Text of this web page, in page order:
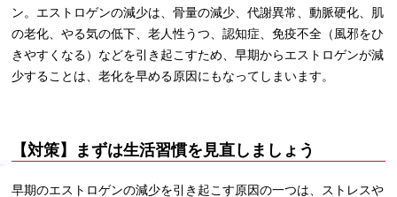
ン。エストロゲンの減少は、骨量の減少、代謝異常、動脈硬化、肌
の老化、やる気の低下、老人性うつ、認知症、免疫不全（風邪をひ
きやすくなる）などを引き起こすため、早期からエストロゲンが減
少することは、老化を早める原因にもなってしまいます。
【対策】まずは生活習慣を見直しましょう
早期のエストロゲンの減少を引き起こす原因の一つは、ストレスや